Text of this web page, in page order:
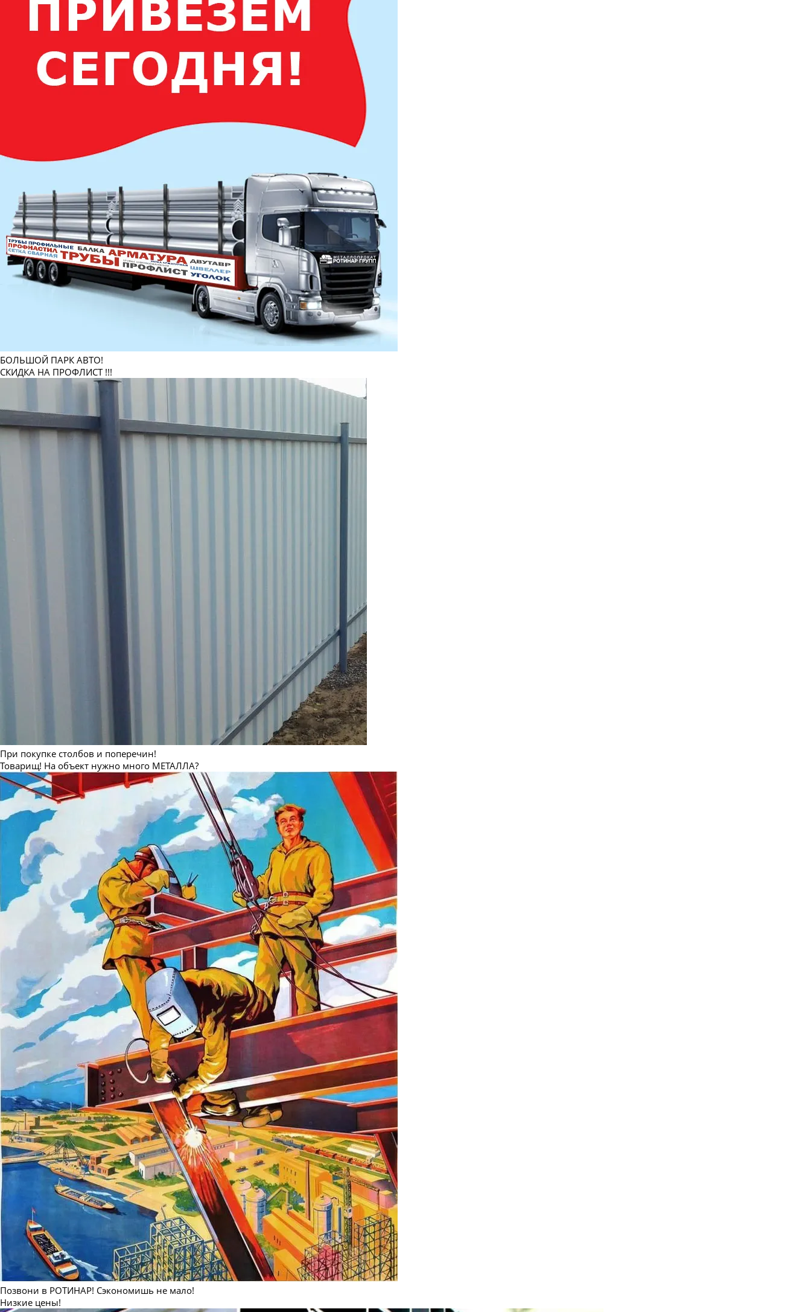
БОЛЬШОЙ ПАРК АВТО!
СКИДКА НА ПРОФЛИСТ !!!
При покупке столбов и поперечин!
Товарищ! На объект нужно много МЕТАЛЛА?
Позвони в РОТИНАР! Сэкономишь не мало!
Низкие цены!